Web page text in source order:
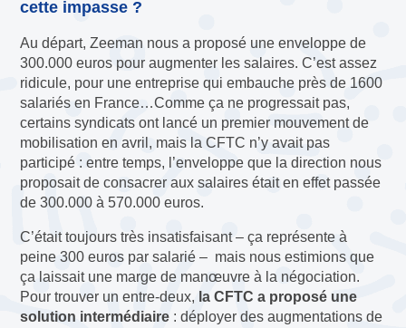
cette impasse ?
Au départ, Zeeman nous a proposé une enveloppe de
300.000 euros pour augmenter les salaires. C’est assez
ridicule, pour une entreprise qui embauche près de 1600
salariés en France…Comme ça ne progressait pas,
certains syndicats ont lancé un premier mouvement de
mobilisation en avril, mais la CFTC n’y avait pas
participé : entre temps, l’enveloppe que la direction nous
proposait de consacrer aux salaires était en effet passée
de 300.000 à 570.000 euros.
C’était toujours très insatisfaisant – ça représente à
peine 300 euros par salarié – mais nous estimions que
ça laissait une marge de manœuvre à la négociation.
Pour trouver un entre-deux, la CFTC a proposé une
solution intermédiaire : déployer des augmentations de